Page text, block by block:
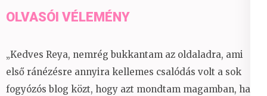
OLVASÓI VÉLEMÉNY
„Kedves Reya, nemrég bukkantam az oldaladra, ami
első ránézésre annyira kellemes csalódás volt a sok
fogyózós blog közt, hogy azt mondtam magamban, ha